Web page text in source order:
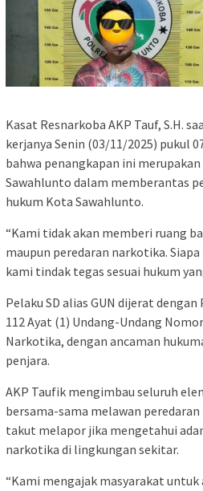
Kasat Resnarkoba AKP Tauf, S.H.
kerjanya Senin (03/11/2025) pukul
bahwa penangkapan ini
Sawahlunto dalam memberantas
hukum Kota Sawahlunto.
“Kami tidak akan memberi ruang
maupun peredaran narkotika.
kami tindak tegas sesuai hukum
Pelaku SD alias GUN dijerat dengan
112 Ayat (1) Undang-Undang
Narkotika, dengan ancaman
penjara.
AKP Taufik mengimbau seluruh
bersama-sama melawan
takut melapor jika mengetahui
narkotika di lingkungan sekitar.
“Kami mengajak masyarakat